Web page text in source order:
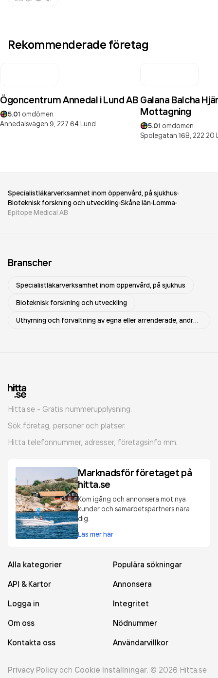
Rekommenderade företag
Ögoncentrum Annedal i Lund AB
5.01 omdömen
Annedalsvägen 9, 227 64 Lund
Galana Balcha
Mottagning
5.01 omdömen
Spolegatan 16B, 222 20
Specialistläkarverksamhet inom öppenvård, på sjukhus
Bioteknisk forskning och utveckling Skåne län Lomma
Epitope Medical AB
Branscher
Specialistläkarverksamhet inom öppenvård, på sjukhus
Bioteknisk forskning och utveckling
Uthyrning och förvaltning av egna eller arrenderade, andra lokaler
Hitta.se - Gratis nummerupplysning.
Sök företag, personer och platser.
Hitta telefonnummer, adresser, företagsinfo mm.
Marknadsför företaget på
hitta.se
Kom igång och annonsera mot nya
kunder och samarbetspartners nära
dig.
Läs mer här
Alla kategorier
Populära sökningar
API & Kartor
Annonsera
Logga in
Integritet
Om oss
Nödnummer
Kontakta oss
Användarvillkor
Privacy Policy och Cookie Inställningar. © 2026 Hitta.se